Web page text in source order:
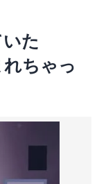
た
ちゃっ